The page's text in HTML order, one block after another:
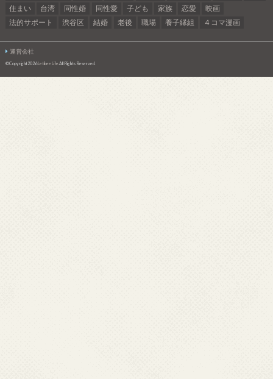
住まい
台湾 同性婚 同性愛 子ども 家族 恋愛
映画
法的サポート
渋谷区 結婚 老後 職場 養子縁組 ４コマ漫画
運営会社
©Copyright2026Letibee Life .All Rights Reserved.